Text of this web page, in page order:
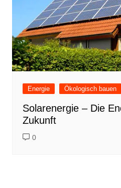
Energie Ökologisch bauen
Solarenergie – Die
Zukunft
0